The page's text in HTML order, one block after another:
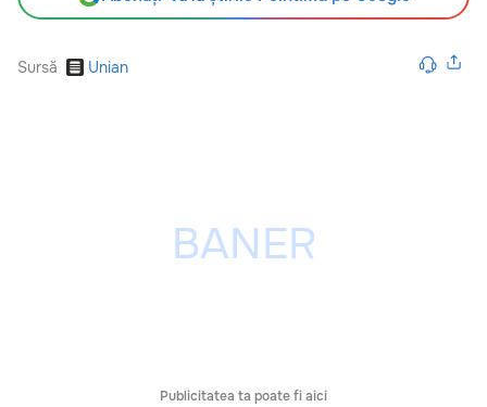
Sursă Unian
Publicitatea ta poate fi aici